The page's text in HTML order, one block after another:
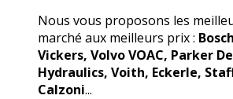
Nous vous proposons les
marché aux meilleurs prix :
Vickers, Volvo VOAC, Parker
Hydraulics, Voith, Eckerle,
Calzoni...